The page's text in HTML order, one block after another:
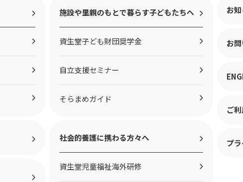
施設や里親のもとで暮らす子どもたちへ
資生堂子ども財団奨学金
自立支援セミナー
そらまめガイド
社会的養護に携わる方々へ
資生堂児童福祉海外研修
お
お
ご
プ